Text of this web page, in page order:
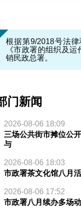
根据第9/2018号法
《市政署的组织及
销民政总署。
门新闻
2026-08-06 18:09
三场公共街市摊位公
与
2026-08-06 18:03
市政署茶文化馆八月
2026-08-06 17:52
市政署八月续办多场